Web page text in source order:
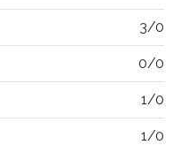
3/0
0/0
1/0
1/0